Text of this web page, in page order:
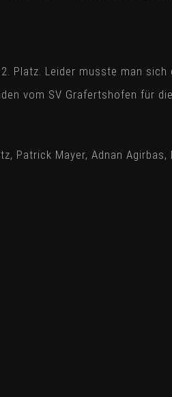
Platz. Leider musste man
vom SV Grafertshofen für
Patrick Mayer, Adnan